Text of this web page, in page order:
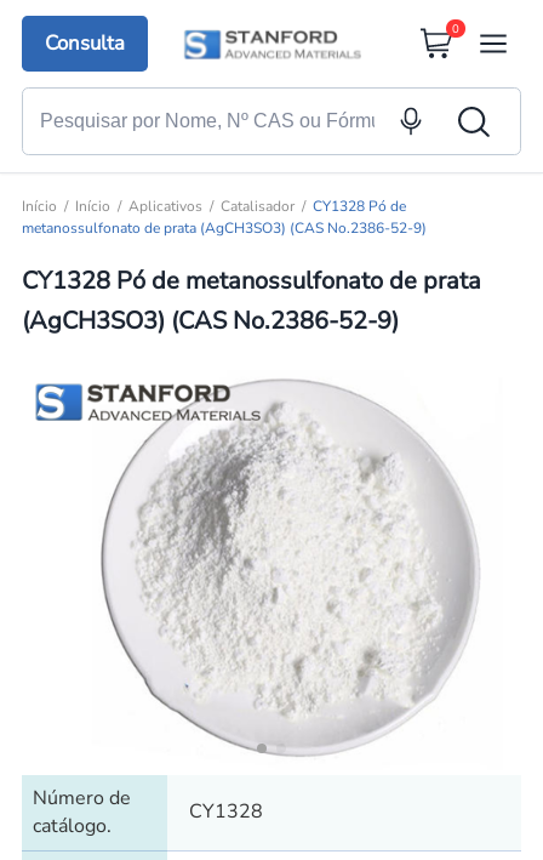
Consulta
0
Início Início Aplicativos Catalisador
CY1328 Pó de
metanossulfonato de prata (AgCH3SO3) (CAS No.2386-52-9)
CY1328 Pó de metanossulfonato de prata
(AgCH3SO3) (CAS No.2386-52-9)
Número de
catálogo.
CY1328